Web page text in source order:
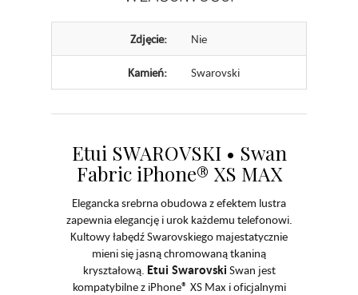
Zdjęcie: Nie
Kamień: Swarovski
Etui SWAROVSKI • Swan
Fabric iPhone® XS MAX
Elegancka srebrna obudowa z efektem lustra
zapewnia elegancję i urok każdemu telefonowi.
Kultowy łabędź Swarovskiego majestatycznie
mieni się jasną chromowaną tkaniną
kryształową. Etui Swarovski Swan jest
kompatybilne z iPhone® XS Max i oficjalnymi